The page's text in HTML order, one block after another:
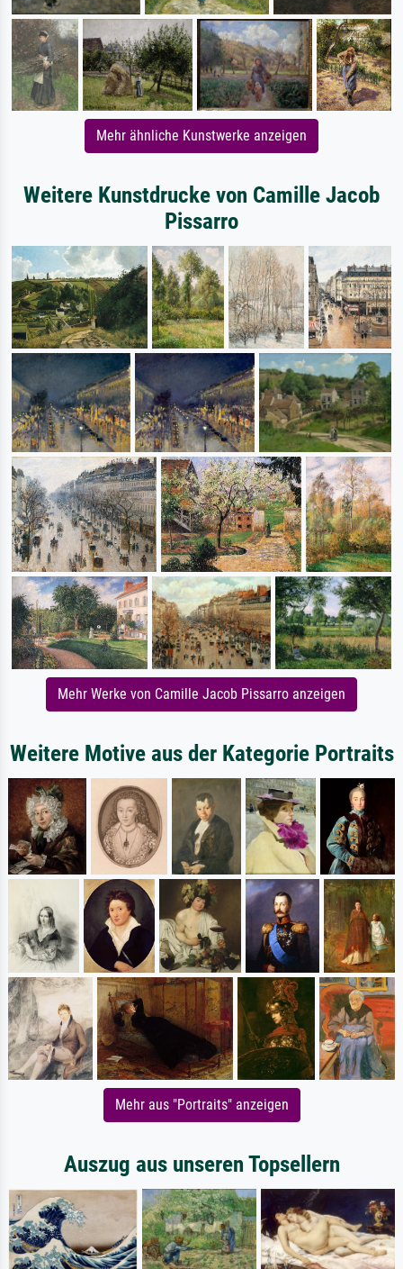
Mehr ähnliche Kunstwerke anzeigen
Weitere Kunstdrucke von Camille Jacob
Pissarro
Mehr Werke von Camille Jacob Pissarro anzeigen
Weitere Motive aus der Kategorie Portraits
Mehr aus "Portraits" anzeigen
Auszug aus unseren Topsellern